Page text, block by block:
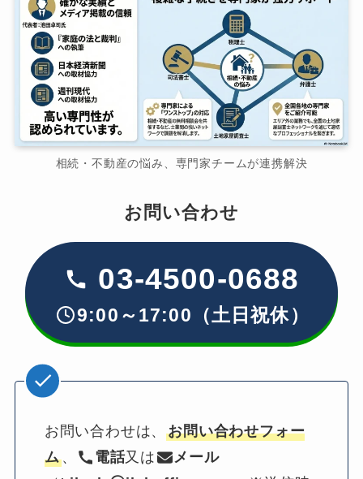
相続・不動産の悩み、専門家チームが連携解決
お問い合わせ
03-4500-0688
9:00～17:00（土日祝休）
お問い合わせは、お問い合わせフォー
ム、 電話又は
メール